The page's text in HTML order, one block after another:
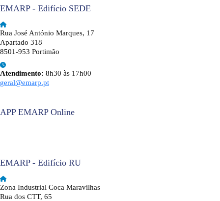
EMARP - Edifício SEDE
Rua José António Marques, 17
Apartado 318
8501-953 Portimão
Atendimento: 8h30 às 17h00
geral@emarp.pt
APP EMARP Online
EMARP - Edifício RU
Zona Industrial Coca Maravilhas
Rua dos CTT, 65